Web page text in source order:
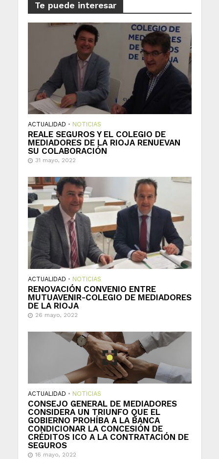
Te puede interesar
ACTUALIDAD • NOTICIAS
REALE SEGUROS Y EL COLEGIO DE
MEDIADORES DE LA RIOJA RENUEVAN
SU COLABORACIÓN
31 mayo, 2022
ACTUALIDAD • NOTICIAS
RENOVACIÓN CONVENIO ENTRE
MUTUAVENIR-COLEGIO DE MEDIADORES
DE LA RIOJA
26 mayo, 2022
ACTUALIDAD • NOTICIAS
CONSEJO GENERAL DE MEDIADORES
CONSIDERA UN TRIUNFO QUE EL
GOBIERNO PROHÍBA A LA BANCA
CONDICIONAR LA CONCESIÓN DE
CRÉDITOS ICO A LA CONTRATACIÓN DE
SEGUROS
16 mayo, 2022